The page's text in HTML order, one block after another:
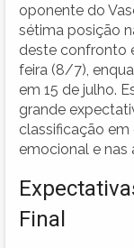
oponente do
sétima posição
deste confronto
feira (8/7),
em 15 de julho.
grande
classificação
emocional e nas
Final